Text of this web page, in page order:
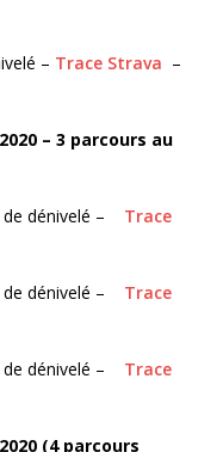
– Trace Strava –
– 3 parcours au
de dénivelé – Trace
de dénivelé – Trace
de dénivelé – Trace
(4 parcours